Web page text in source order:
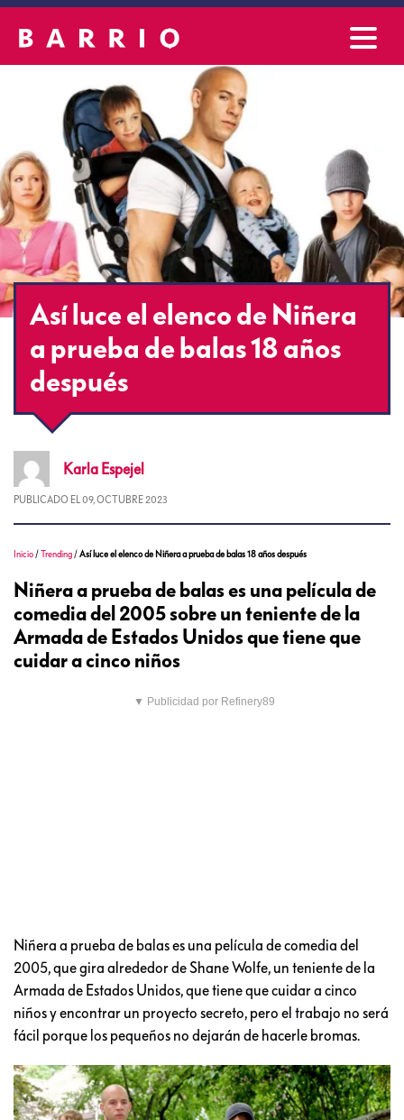
Así luce el elenco de Niñera
a prueba de balas 18 años
después
Karla Espejel
PUBLICADO EL 09, OCTUBRE 2023
Inicio /Trending /Así luce el elenco de Niñera a prueba de balas 18 años después
Niñera a prueba de balas es una película de
comedia del 2005 sobre un teniente de la
Armada de Estados Unidos que tiene que
cuidar a cinco niños
▼ Publicidad por Refinery89
Niñera a prueba de balas es una película de comedia del
2005, que gira alrededor de Shane Wolfe, un teniente de la
Armada de Estados Unidos, que tiene que cuidar a cinco
niños y encontrar un proyecto secreto, pero el trabajo no será
fácil porque los pequeños no dejarán de hacerle bromas.